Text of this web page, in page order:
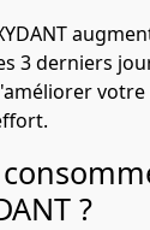
3 derniers
?